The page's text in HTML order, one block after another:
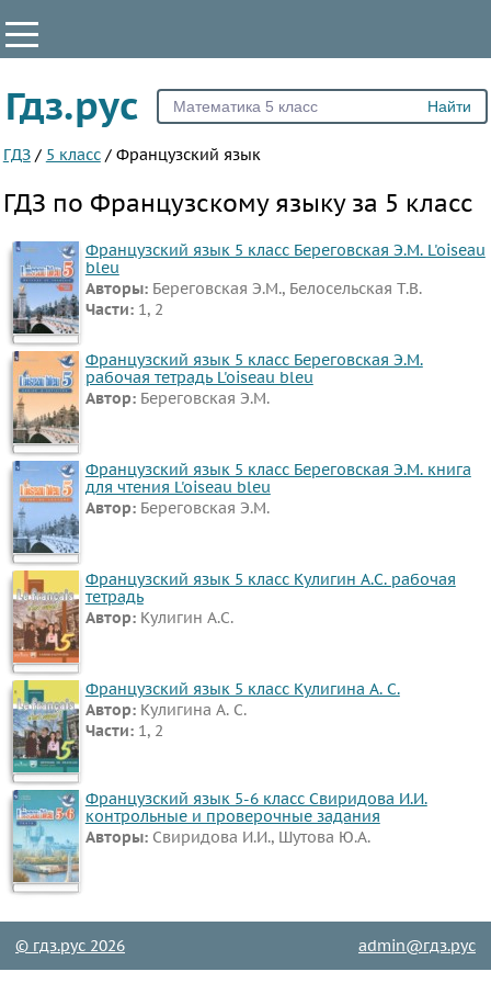
Все
2
4
5
6
7
8
9
10
11
ПРЕДМЕТЫ
Все
предметы
Математика
Английский
язык
Русский
язык
Физика
Немецкий
язык
Белорусский
язык
Украинский
Французский
язык
Гдз.рус
ГДЗ / 5 класс / Французский язык
ГДЗ по Французскому языку за 5 класс
Французский язык 5 класс Береговская Э.М. L'oiseau
bleu
Авторы: Береговская Э.М., Белосельская Т.В.
Части: 1, 2
Французский язык 5 класс Береговская Э.М.
рабочая тетрадь L'oiseau bleu
Автор: Береговская Э.М.
Французский язык 5 класс Береговская Э.М. книга
для чтения L'oiseau bleu
Автор: Береговская Э.М.
Французский язык 5 класс Кулигин А.С. рабочая
тетрадь
Автор: Кулигин А.С.
Французский язык 5 класс Кулигина А. С.
Автор: Кулигина А. С.
Части: 1, 2
Французский язык 5-6 класс Свиридова И.И.
контрольные и проверочные задания
Авторы: Свиридова И.И., Шутова Ю.А.
© гдз.рус 2026 admin@гдз.рус